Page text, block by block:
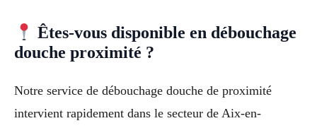
Êtes-vous disponible en débouchage
douche proximité ?
Notre service de débouchage douche de proximité
intervient rapidement dans le secteur de Aix-en-